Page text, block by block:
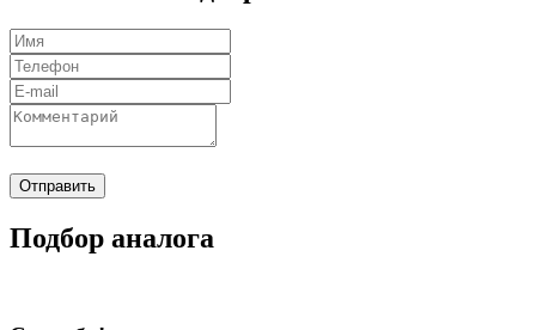
Отправить
Подбор аналога